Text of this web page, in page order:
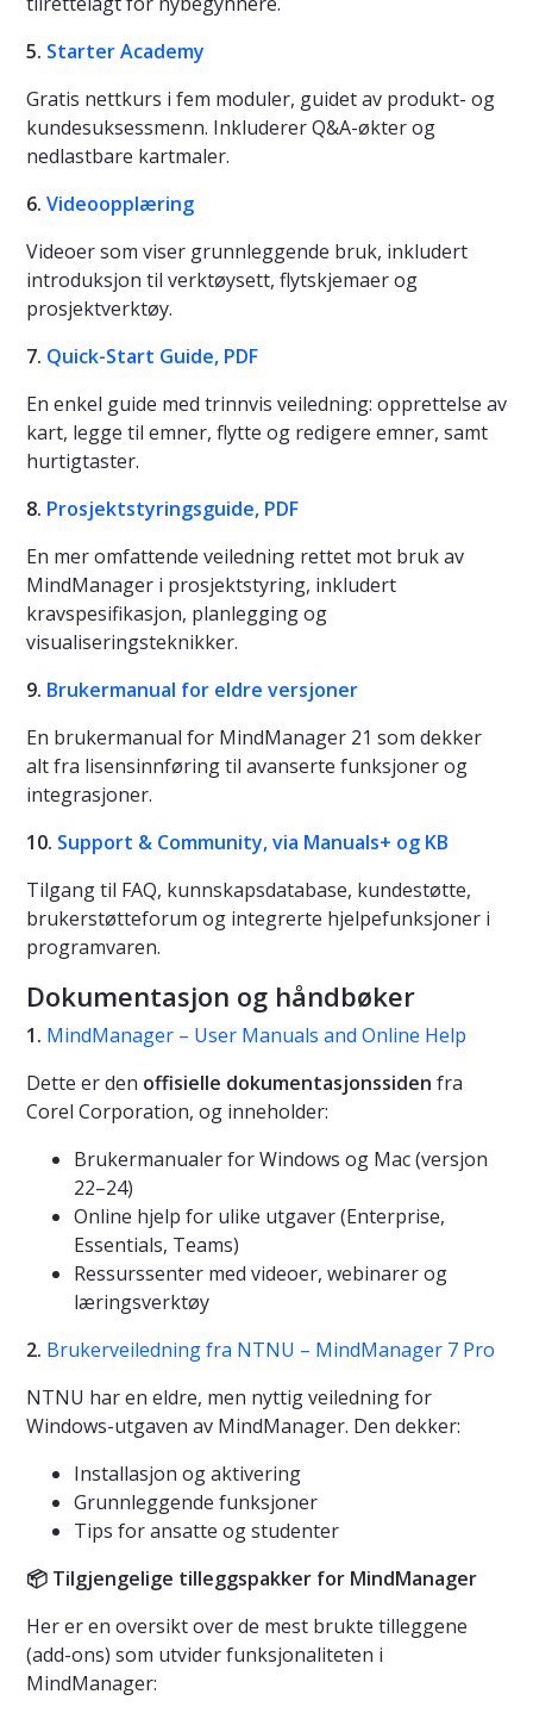
5. Starter Academy
Gratis nettkurs i fem moduler, guidet av produkt- og
kundesuksessmenn. Inkluderer Q&A-økter og
nedlastbare kartmaler.
6. Videoopplæring
Videoer som viser grunnleggende bruk, inkludert
introduksjon til verktøysett, flytskjemaer og
prosjektverktøy.
7. Quick-Start Guide, PDF
En enkel guide med trinnvis veiledning: opprettelse av
kart, legge til emner, flytte og redigere emner, samt
hurtigtaster.
8. Prosjektstyringsguide, PDF
En mer omfattende veiledning rettet mot bruk av
MindManager i prosjektstyring, inkludert
kravspesifikasjon, planlegging og
visualiseringsteknikker.
9. Brukermanual for eldre versjoner
En brukermanual for MindManager 21 som dekker
alt fra lisensinnføring til avanserte funksjoner og
integrasjoner.
10. Support & Community, via Manuals+ og KB
Tilgang til FAQ, kunnskapsdatabase, kundestøtte,
brukerstøtteforum og integrerte hjelpefunksjoner i
programvaren.
Dokumentasjon og håndbøker
1. MindManager – User Manuals and Online Help
Dette er den offisielle dokumentasjonssiden fra
Corel Corporation, og inneholder:
Brukermanualer for Windows og Mac (versjon
22–24)
Online hjelp for ulike utgaver (Enterprise,
Essentials, Teams)
Ressurssenter med videoer, webinarer og
læringsverktøy
2. Brukerveiledning fra NTNU – MindManager 7 Pro
NTNU har en eldre, men nyttig veiledning for
Windows-utgaven av MindManager. Den dekker:
Installasjon og aktivering
Grunnleggende funksjoner
Tips for ansatte og studenter
📦 Tilgjengelige tilleggspakker for MindManager
Her er en oversikt over de mest brukte tilleggene
(add-ons) som utvider funksjonaliteten i
MindManager: